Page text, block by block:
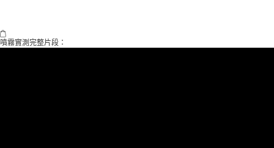
噴霧實測完整片段：